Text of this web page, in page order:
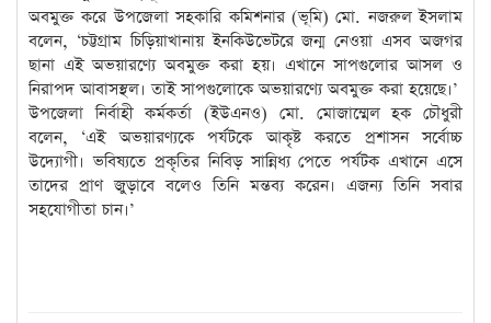
অবমুক্ত করে উপজেলা সহকারি কমিশনার (ভূমি) মো. নজরুল ইসলাম
বলেন, ‘চট্টগ্রাম চিড়িয়াখানায় ইনকিউভেটরে জন্ম নেওয়া এসব অজগর
ছানা এই অভয়ারণ্যে অবমুক্ত করা হয়। এখানে সাপগুলোর আসল ও
নিরাপদ আবাসস্থল। তাই সাপগুলোকে অভয়ারণ্যে অবমুক্ত করা হয়েছে।’
উপজেলা নির্বাহী কর্মকর্তা (ইউএনও) মো. মোজাম্মেল হক চৌধুরী
বলেন, ‘এই অভয়ারণ্যকে পর্যটকে আকৃষ্ট করতে প্রশাসন সর্বোচ্চ
উদ্যোগী। ভবিষ্যতে প্রকৃতির নিবিড় সান্নিধ্য পেতে পর্যটক এখানে এসে
তাদের প্রাণ জুড়াবে বলেও তিনি মন্তব্য করেন। এজন্য তিনি সবার
সহযোগীতা চান।’